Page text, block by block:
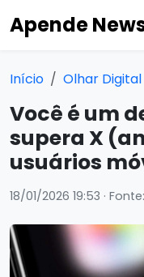
Apende
Início Olhar Digital
Você é um
supera X
usuários
18/01/2026 19:53 · Fonte: